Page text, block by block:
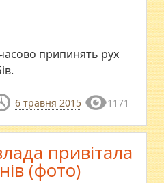
припинять рух
6 травня 2015 1171
привітала
(фото)